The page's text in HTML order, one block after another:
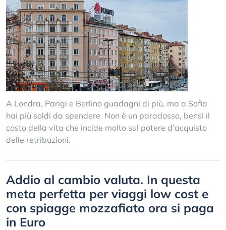
A Londra, Parigi e Berlino guadagni di più, ma a Sofia
hai più soldi da spendere. Non è un paradosso, bensì il
costo della vita che incide molto sul potere d’acquisto
delle retribuzioni.
Addio al cambio valuta. In questa
meta perfetta per viaggi low cost e
con spiagge mozzafiato ora si paga
in Euro